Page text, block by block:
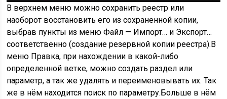
В верхнем меню можно сохранить реестр или
наоборот восстановить его из сохраненной копии,
выбрав пункты из меню Файл — Импорт… и Экспорт…
соответственно (создание резервной копии реестра).В
меню Правка, при нахождении в какой-либо
определенной ветке, можно создать раздел или
параметр, а так же удалять и переименовывать их. Так
же в нём находится поиск по параметру.Больше в нём